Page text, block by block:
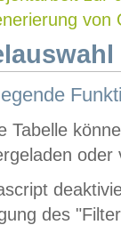
von
Tabelle
oder
des